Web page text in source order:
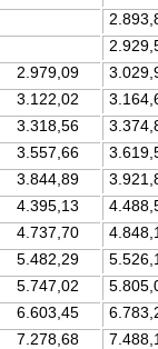
2.979,09
3.122,02
3.318,56
3.557,66
3.844,89
4.395,13
4.737,70
5.482,29
5.747,02
6.603,45
7.278,68